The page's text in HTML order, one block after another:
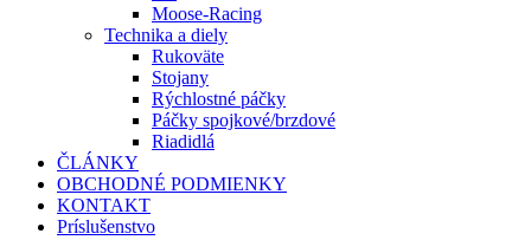
Moose-Racing
Technika a diely
Rukoväte
Stojany
Rýchlostné páčky
Páčky spojkové/brzdové
Riadidlá
ČLÁNKY
OBCHODNÉ PODMIENKY
KONTAKT
Príslušenstvo